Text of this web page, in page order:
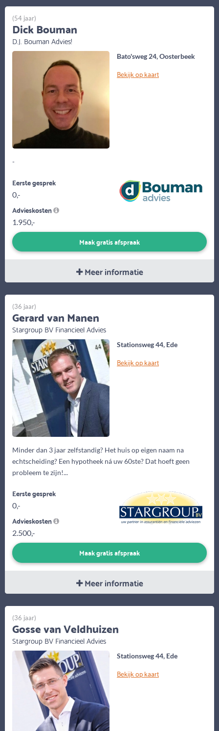
Bato'sweg 24, Oosterbeek
Bekijk op kaart
-
(54 jaar)
Dick Bouman
D.J. Bouman Advies!
Eerste gesprek
0,-
Advieskosten
1.950,-
Maak gratis afspraak
Meer informatie
Stationsweg 44, Ede
Bekijk op kaart
Minder dan 3 jaar zelfstandig? Het huis op eigen naam na
echtscheiding? Een hypotheek ná uw 60ste? Dat hoeft geen
probleem te zijn!...
(36 jaar)
Gerard van Manen
Stargroup BV Financieel Advies
Eerste gesprek
0,-
Advieskosten
2.500,-
Maak gratis afspraak
Meer informatie
Stationsweg 44, Ede
Bekijk op kaart
(36 jaar)
Gosse van Veldhuizen
Stargroup BV Financieel Advies